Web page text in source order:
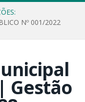
Nº 001/2022